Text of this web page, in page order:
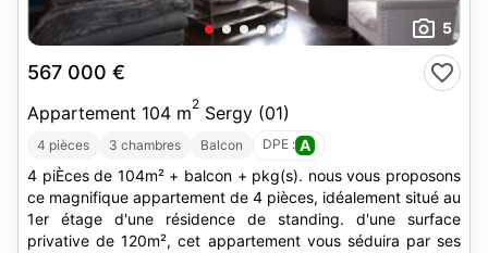
5
567 000 €
Appartement 104 m2 Sergy (01)
4 pièces 3 chambres Balcon DPE : A
4 piÈces de 104m² + balcon + pkg(s). nous vous proposons
ce magnifique appartement de 4 pièces, idéalement situé au
1er étage d'une résidence de standing. d'une surface
privative de 120m², cet appartement vous séduira par ses